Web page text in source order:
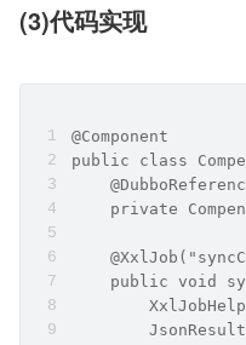
(3)代码实现
@Component
public class
private
public void